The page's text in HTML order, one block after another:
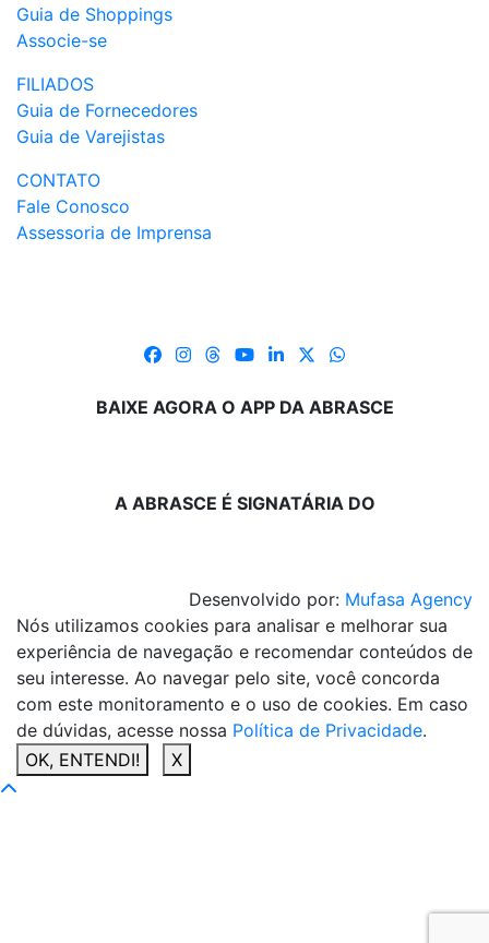
Guia de Shoppings
Associe-se
FILIADOS
Guia de Fornecedores
Guia de Varejistas
CONTATO
Fale Conosco
Assessoria de Imprensa
BAIXE AGORA O APP DA ABRASCE
A ABRASCE É SIGNATÁRIA DO
Desenvolvido por: Mufasa Agency
Nós utilizamos cookies para analisar e melhorar sua
experiência de navegação e recomendar conteúdos de
seu interesse. Ao navegar pelo site, você concorda
com este monitoramento e o uso de cookies. Em caso
de dúvidas, acesse nossa Política de Privacidade.
OK, ENTENDI!
X